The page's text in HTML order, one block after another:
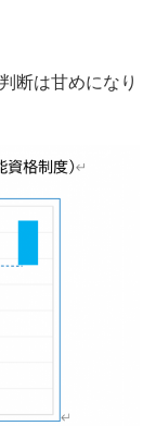
断は甘めになり